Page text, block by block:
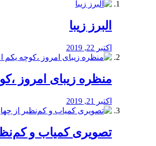
البرز زیبا
اکتبر 22, 2019
منظره‌‌ زیبای امروز
اکتبر 21, 2019
️تصویری کمیاب و کم‌نظیر